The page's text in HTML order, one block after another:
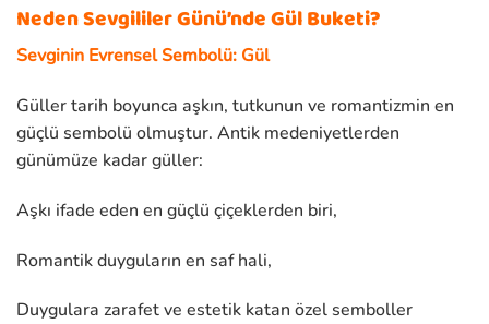
Neden Sevgililer Günü’nde Gül Buketi?
Sevginin Evrensel Sembolü: Gül
Güller tarih boyunca aşkın, tutkunun ve romantizmin en
güçlü sembolü olmuştur. Antik medeniyetlerden
günümüze kadar güller:
Aşkı ifade eden en güçlü çiçeklerden biri,
Romantik duyguların en saf hali,
Duygulara zarafet ve estetik katan özel semboller